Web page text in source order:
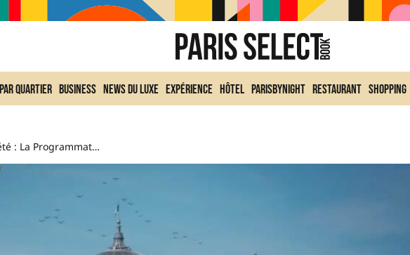
Par quartier Business News du Luxe Expérience Hôtel ParisByNight Restaurant Shopping
Grand Palais D’été : La Programmation Folle